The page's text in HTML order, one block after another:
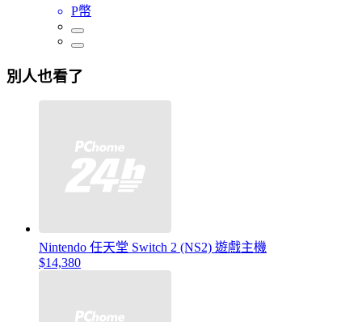
P幣
別人也看了
Nintendo 任天堂 Switch 2 (NS2) 遊戲主機
$14,380